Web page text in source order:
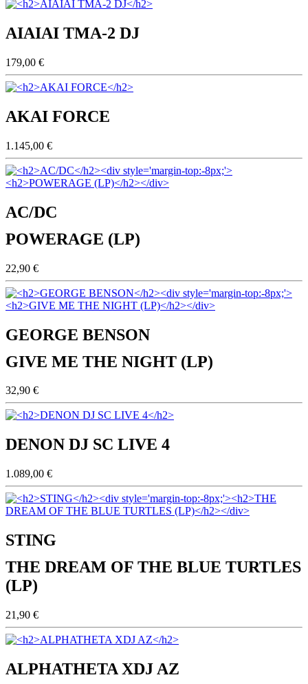
AIAIAI TMA-2 DJ
179,00 €
AKAI FORCE
1.145,00 €
AC/DC
POWERAGE (LP)
22,90 €
GEORGE BENSON
GIVE ME THE NIGHT (LP)
32,90 €
DENON DJ SC LIVE 4
1.089,00 €
STING
THE DREAM OF THE BLUE TURTLES
(LP)
21,90 €
ALPHATHETA XDJ AZ